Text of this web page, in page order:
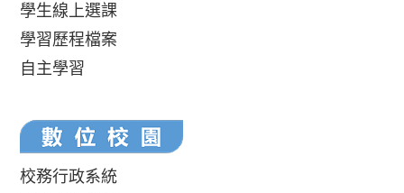
學生線上選課
學習歷程檔案
自主學習
校務行政系統